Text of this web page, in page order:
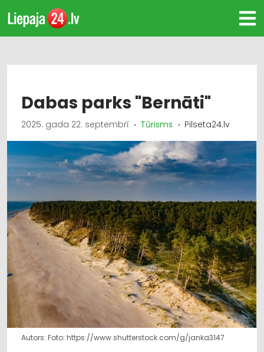
Dabas parks "Bernāti"
2025. gada 22. septembrī Tūrisms Pilseta24.lv
Autors: Foto: https://www.shutterstock.com/g/janka3147